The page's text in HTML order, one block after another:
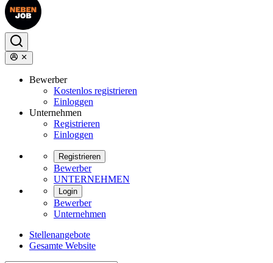
Bewerber
Kostenlos registrieren
Einloggen
Unternehmen
Registrieren
Einloggen
Registrieren
Bewerber
UNTERNEHMEN
Login
Bewerber
Unternehmen
Stellenangebote
Gesamte Website